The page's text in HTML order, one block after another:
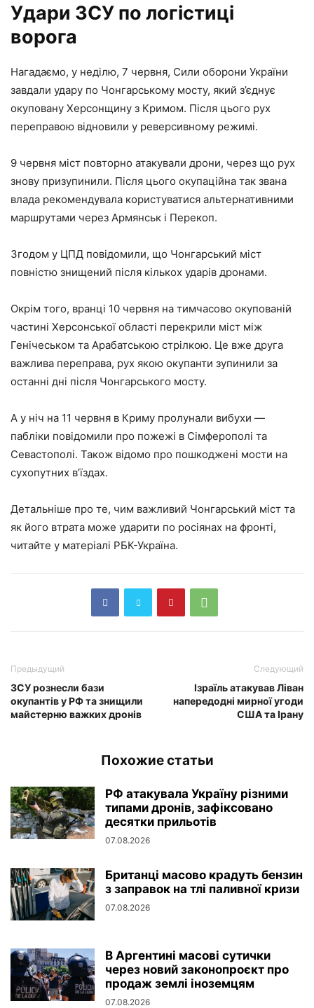
Удари ЗСУ по логістиці
ворога
Нагадаємо, у неділю, 7 червня, Сили оборони України
завдали удару по Чонгарському мосту, який з’єднує
окуповану Херсонщину з Кримом. Після цього рух
переправою відновили у реверсивному режимі.
9 червня міст повторно атакували дрони, через що рух
знову призупинили. Після цього окупаційна так звана
влада рекомендувала користуватися альтернативними
маршрутами через Армянськ і Перекоп.
Згодом у ЦПД повідомили, що Чонгарський міст
повністю знищений після кількох ударів дронами.
Окрім того, вранці 10 червня на тимчасово окупованій
частині Херсонської області перекрили міст між
Генічеськом та Арабатською стрілкою. Це вже друга
важлива переправа, рух якою окупанти зупинили за
останні дні після Чонгарського мосту.
А у ніч на 11 червня в Криму пролунали вибухи —
пабліки повідомили про пожежі в Сімферополі та
Севастополі. Також відомо про пошкоджені мости на
сухопутних в’їздах.
Детальніше про те, чим важливий Чонгарський міст та
як його втрата може ударити по росіянах на фронті,
читайте у матеріалі РБК-Україна.
Предыдущий
ЗСУ рознесли бази
окупантів у РФ та знищили
майстерню важких дронів
Следующий
Ізраїль атакував Ліван
напередодні мирної угоди
США та Ірану
Похожие статьи
РФ атакувала Україну різними
типами дронів, зафіксовано
десятки прильотів
07.08.2026
Британці масово крадуть бензин
з заправок на тлі паливної кризи
07.08.2026
В Аргентині масові сутички
через новий законопроєкт про
продаж землі іноземцям
07.08.2026